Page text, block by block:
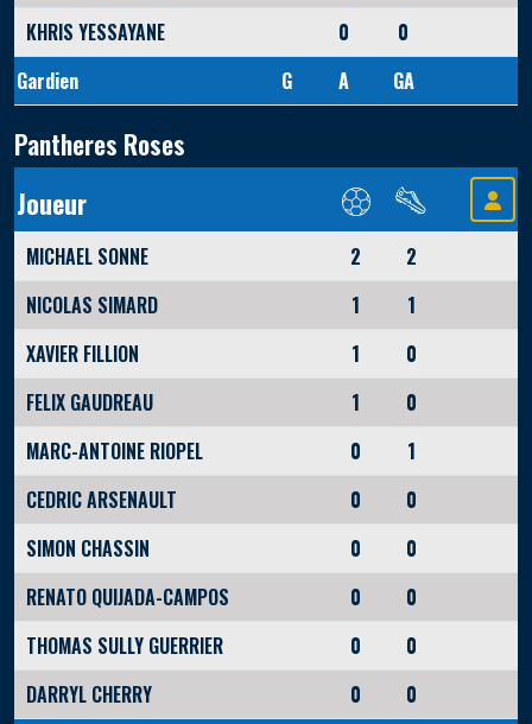
KHRIS YESSAYANE
0
0
Gardien
G A GA
Pantheres Roses
Joueur
MICHAEL SONNE 2
2
NICOLAS SIMARD
1
1
XAVIER FILLION
1
0
FELIX GAUDREAU
1
0
MARC-ANTOINE RIOPEL
0
1
CEDRIC ARSENAULT
0
0
SIMON CHASSIN
0
0
RENATO QUIJADA-CAMPOS
0
0
THOMAS SULLY GUERRIER
0
0
DARRYL CHERRY
0
0